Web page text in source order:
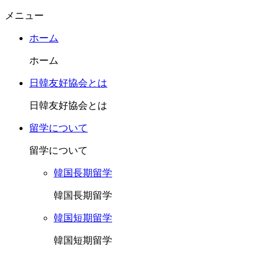
メニュー
ホーム
ホーム
日韓友好協会とは
日韓友好協会とは
留学について
留学について
韓国長期留学
韓国長期留学
韓国短期留学
韓国短期留学